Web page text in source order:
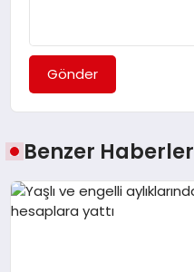
Gönder
Benzer Haberler